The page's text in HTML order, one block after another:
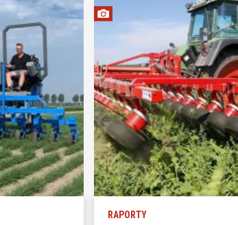
RAPORTY